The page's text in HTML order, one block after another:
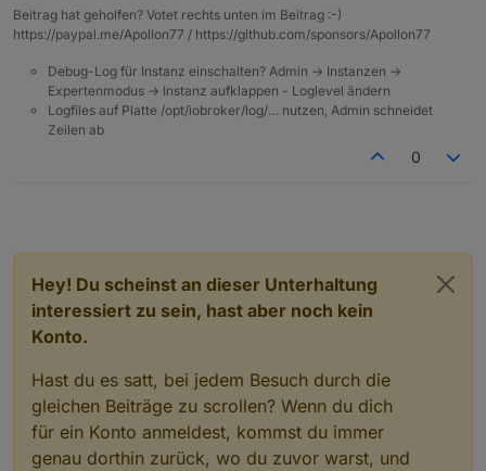
2021-03-02 11:42:36.115 - info: javascript.0
2021-03-02 11:42:36.116 - info: javascript.0
2021-03-02 11:42:36.535 - warn: javascript.0
2021-03-02 11:42:36.543 - info: javascript.0
2021-03-02 11:42:36.546 - info: javascript.0
2021-03-02 11:42:36.546 - info: javascript.0
Beitrag hat geholfen? Votet rechts unten im Beitrag :-)
https://paypal.me/Apollon77 / https://github.com/sponsors/Apollon77
Debug-Log für Instanz einschalten? Admin -> Instanzen ->
Expertenmodus -> Instanz aufklappen - Loglevel ändern
Logfiles auf Platte /opt/iobroker/log/… nutzen, Admin schneidet
Zeilen ab
0
Hey! Du scheinst an dieser Unterhaltung
interessiert zu sein, hast aber noch kein
Konto.
Hast du es satt, bei jedem Besuch durch die
gleichen Beiträge zu scrollen? Wenn du dich
für ein Konto anmeldest, kommst du immer
genau dorthin zurück, wo du zuvor warst, und